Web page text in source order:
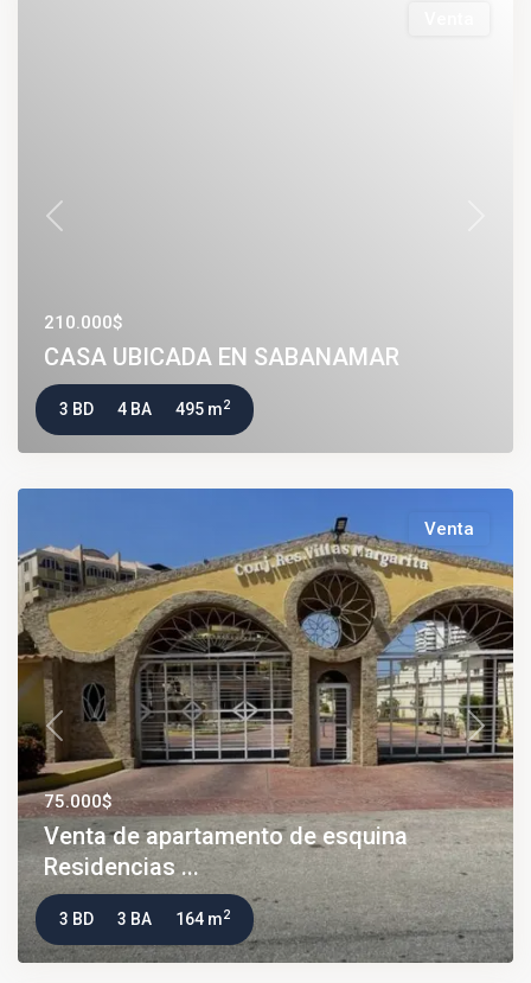
Previous
210.000$
CASA UBICADA EN SABANAMAR
3 BD 4 BA 495 m2
Venta
Previous Next
75.000$
Venta de apartamento de esquina
Residencias ...
3 BD 3 BA 164 m2